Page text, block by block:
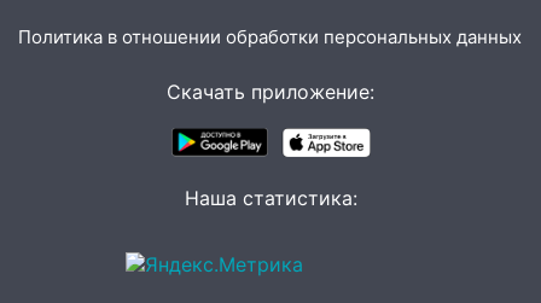
до декабря
В следственном управлении
состоялось торжественное
мероприятие, приуроченное к
празднованию Дня сотрудника органов
следствия Российской Федерации
поддержать «Симбирскую чебурашку»
Политика в отношении обработки персональных данных
Скачать приложение:
Наша статистика: